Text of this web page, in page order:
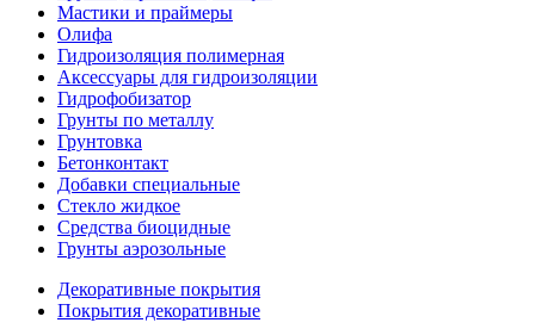
Мастики и праймеры
Олифа
Гидроизоляция полимерная
Аксессуары для гидроизоляции
Гидрофобизатор
Грунты по металлу
Грунтовка
Бетонконтакт
Добавки специальные
Стекло жидкое
Средства биоцидные
Грунты аэрозольные
Декоративные покрытия
Покрытия декоративные